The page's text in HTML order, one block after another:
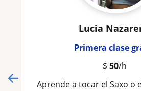
Lucia
Primera clase
$ 50/h
Aprende a tocar el Saxo o